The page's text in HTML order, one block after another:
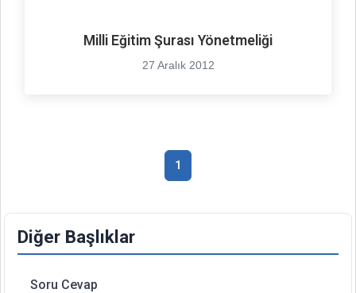
Diğer Başlıklar
Soru Cevap
Milli Eğitim Şurası Yönetmeliği
27 Aralık 2012
1